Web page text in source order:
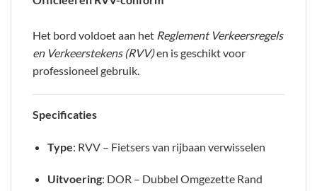
Het bord voldoet aan het Reglement Verkeersregels
en Verkeerstekens (RVV)en is geschikt voor
professioneel gebruik.
Specificaties
Type: RVV – Fietsers van rijbaan verwisselen
Uitvoering: DOR – Dubbel Omgezette Rand